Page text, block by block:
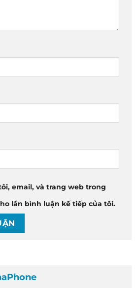
email, và trang web trong
lần bình luận kế tiếp của tôi.